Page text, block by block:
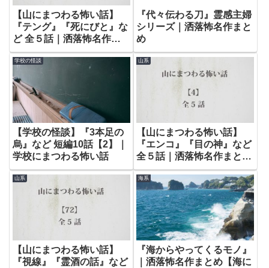
【山にまつわる怖い話】
『テング』『死にびと』な
ど 全５話｜洒落怖名作ま
とめ – 山編【52】
『代々伝わる刀』霊感主婦
シリーズ｜洒落怖名作まと
め
学校の怪談
【学校の怪談】『3本足の
烏』など 短編10話【2】｜
学校にまつわる怖い話
山系
【山にまつわる怖い話】
『エンコ』『目の神』など
全５話｜洒落怖名作まとめ
– 山編【4】
山系
【山にまつわる怖い話】
『視線』『霊酒の話』など
海系
『海からやってくるモノ』
｜洒落怖名作まとめ【海に